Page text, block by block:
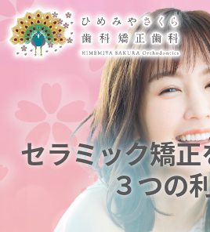
セラミック矯
３つの